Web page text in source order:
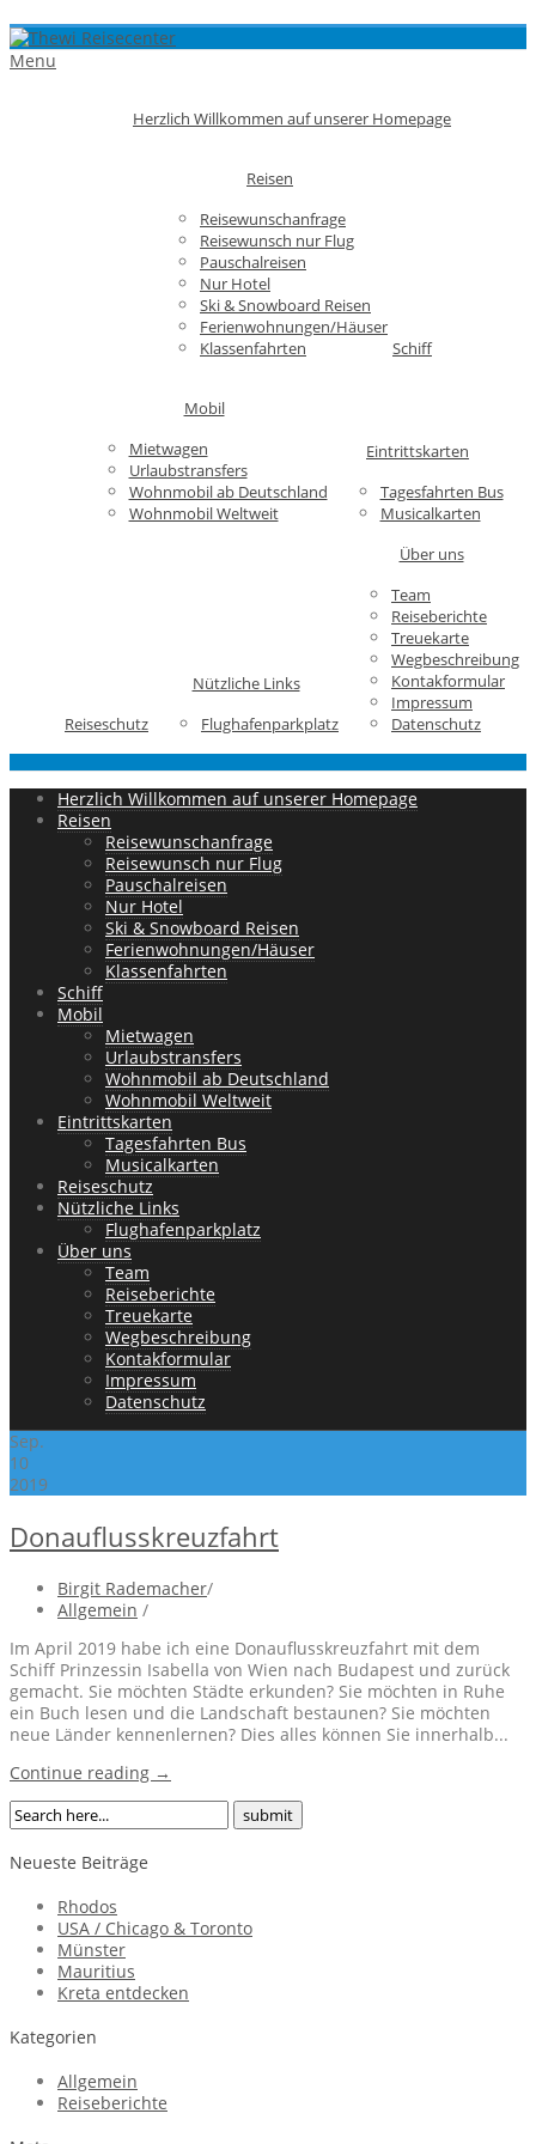
Menu
Herzlich Willkommen auf unserer Homepage
Reisen
Reisewunschanfrage
Reisewunsch nur Flug
Pauschalreisen
Nur Hotel
Ski & Snowboard Reisen
Ferienwohnungen/Häuser
Klassenfahrten
Schiff
Mobil
Mietwagen
Urlaubstransfers
Wohnmobil ab Deutschland
Wohnmobil Weltweit
Eintrittskarten
Tagesfahrten Bus
Musicalkarten
Reiseschutz
Nützliche Links
Flughafenparkplatz
Über uns
Team
Reiseberichte
Treuekarte
Wegbeschreibung
Kontakformular
Impressum
Datenschutz
Herzlich Willkommen auf unserer Homepage
Reisen
Reisewunschanfrage
Reisewunsch nur Flug
Pauschalreisen
Nur Hotel
Ski & Snowboard Reisen
Ferienwohnungen/Häuser
Klassenfahrten
Schiff
Mobil
Mietwagen
Urlaubstransfers
Wohnmobil ab Deutschland
Wohnmobil Weltweit
Eintrittskarten
Tagesfahrten Bus
Musicalkarten
Reiseschutz
Nützliche Links
Flughafenparkplatz
Über uns
Team
Reiseberichte
Treuekarte
Wegbeschreibung
Kontakformular
Impressum
Datenschutz
Sep.
10
2019
Donauflusskreuzfahrt
Birgit Rademacher/
Allgemein /
Im April 2019 habe ich eine Donauflusskreuzfahrt mit dem
Schiff Prinzessin Isabella von Wien nach Budapest und zurück
gemacht. Sie möchten Städte erkunden? Sie möchten in Ruhe
ein Buch lesen und die Landschaft bestaunen? Sie möchten
neue Länder kennenlernen? Dies alles können Sie innerhalb...
Continue reading →
Neueste Beiträge
Rhodos
USA / Chicago & Toronto
Münster
Mauritius
Kreta entdecken
Kategorien
Allgemein
Reiseberichte